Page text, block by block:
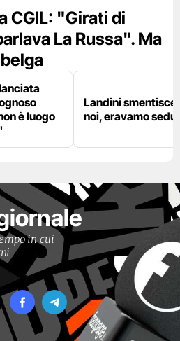
CGIL: "Girati di
La Russa". Ma
è luogo
Landini
noi, eravamo
in cui